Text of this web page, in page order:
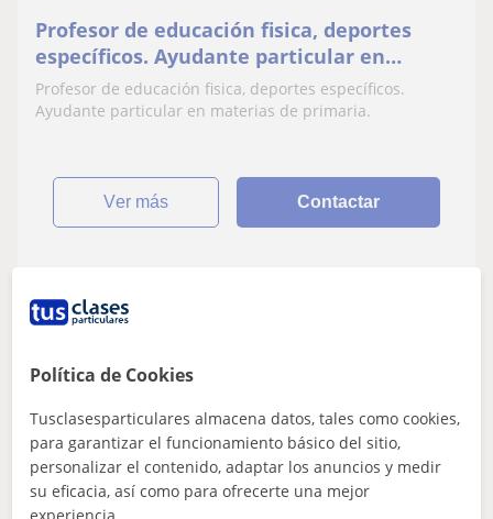
Profesor de educación fisica, deportes
específicos. Ayudante particular en
materias de primaria
Profesor de educación fisica, deportes específicos.
Ayudante particular en materias de primaria.
ver más Contactar
Barcelona (Ciudad), Hospitale...
Lengua Castellana y Literatura
Política de Cookies
Tusclasesparticulares almacena datos, tales como cookies,
para garantizar el funcionamiento básico del sitio,
personalizar el contenido, adaptar los anuncios y medir
su eficacia, así como para ofrecerte una mejor
experiencia.